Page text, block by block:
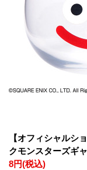
【オフィシャル
クモンスターズギ
8円(税込)